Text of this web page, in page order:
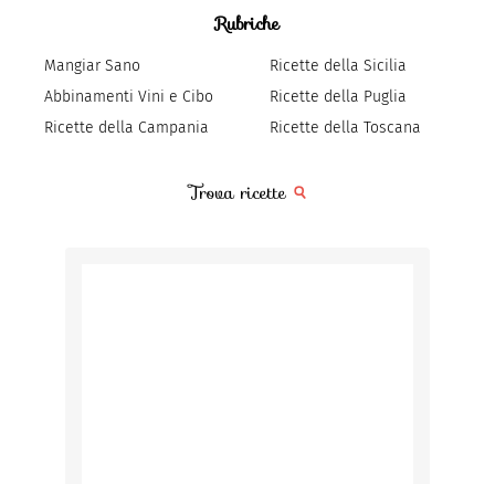
Rubriche
Mangiar Sano
Abbinamenti Vini e Cibo
Ricette della Campania
Ricette della Sicilia
Ricette della Puglia
Ricette della Toscana
Trova ricette